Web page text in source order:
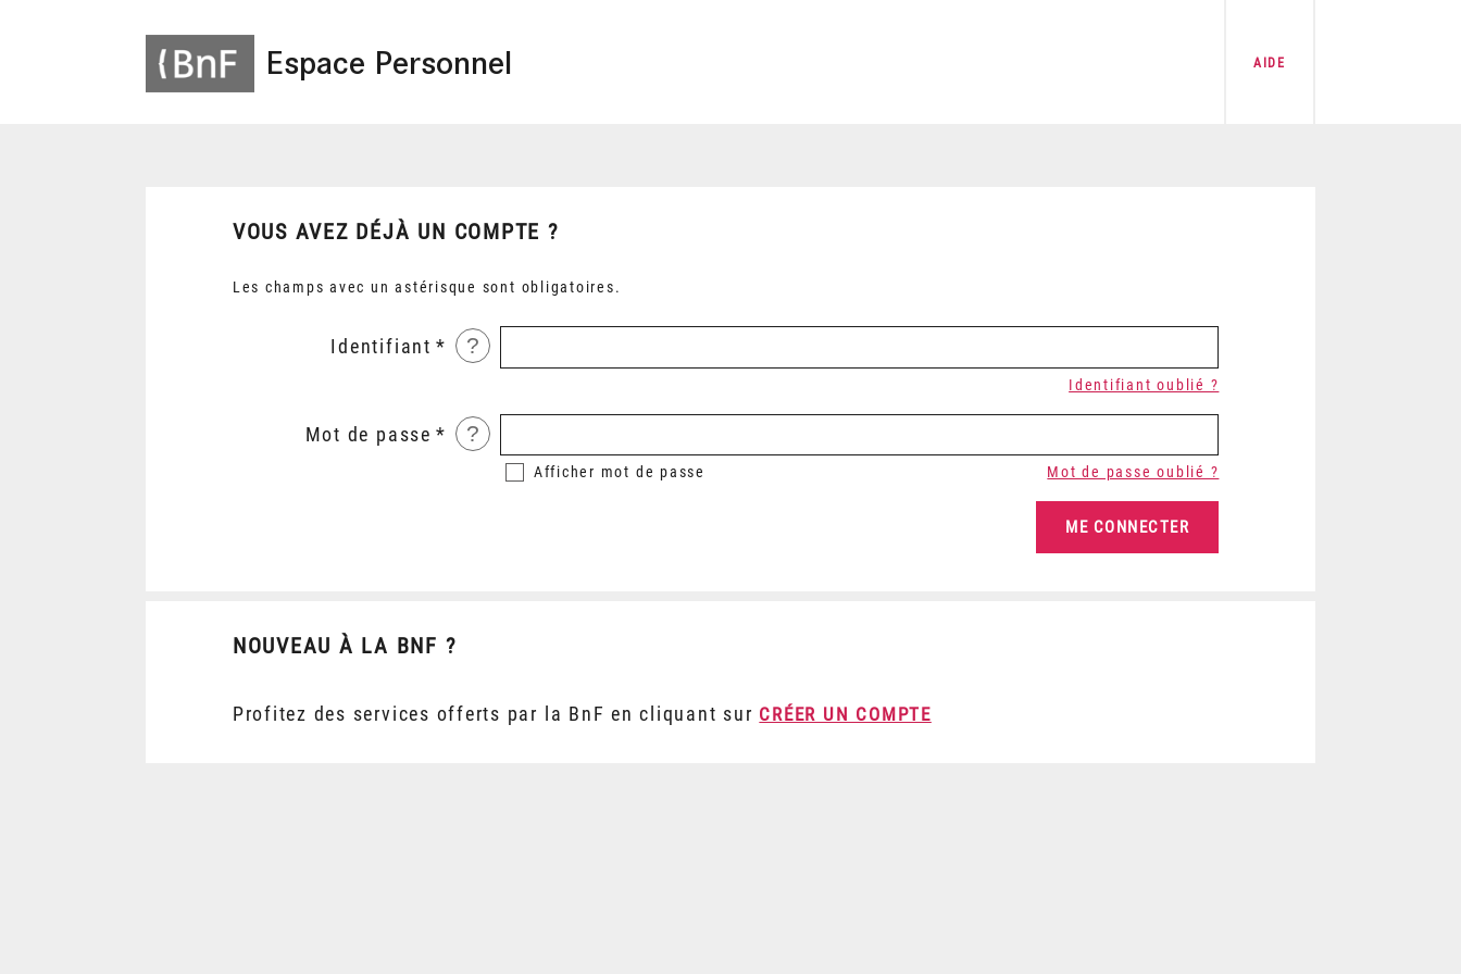
Espace Personnel AIDE
VOUS AVEZ DÉJÀ UN COMPTE ?
Les champs avec un astérisque sont obligatoires.
Identifiant ?
Identifiant oublié ?
Mot de passe ?
Afficher mot de passe Mot de passe oublié ?
NOUVEAU À LA BNF ?
Profitez des services offerts par la BnF en cliquant sur CRÉER UN COMPTE